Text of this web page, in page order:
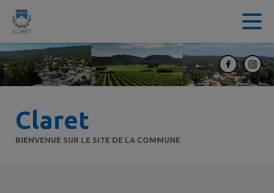
Contenu
Claret
BIENVENUE SUR LE SITE DE LA COMMUNE